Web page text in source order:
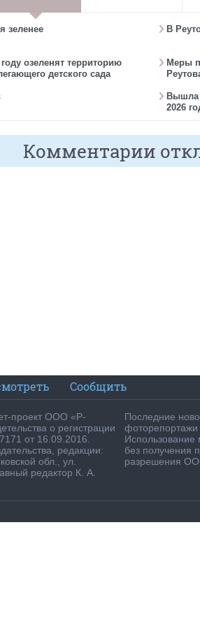
зеленее В
озеленят территорию
детского сада
Меры
Вышла
2026
Комментарии
Сообщить
проект ООО «Р-
о регистрации
от 16.09.2016.
редакции:
обл., ул.
редактор К. А.
Последние
фоторепортажи
Использование
без получения
разрешения